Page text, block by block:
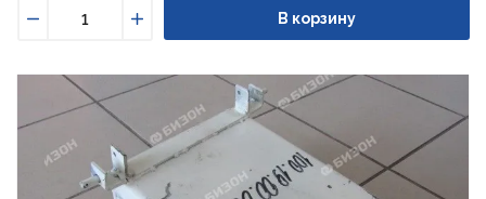
Увеличить
В корзину